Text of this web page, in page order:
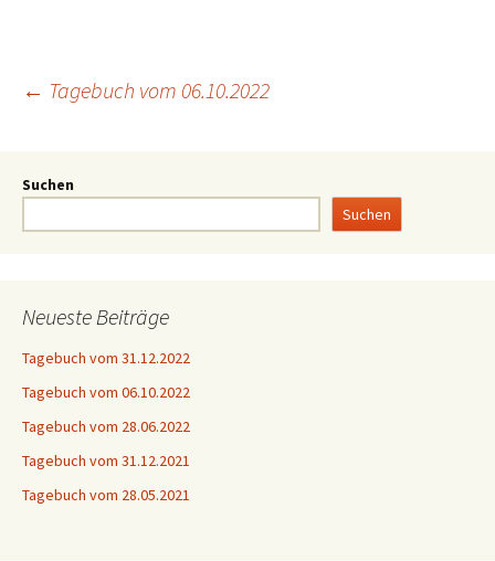
← Tagebuch vom 06.10.2022
Suchen
Suchen
Neueste Beiträge
Tagebuch vom 31.12.2022
Tagebuch vom 06.10.2022
Tagebuch vom 28.06.2022
Tagebuch vom 31.12.2021
Tagebuch vom 28.05.2021